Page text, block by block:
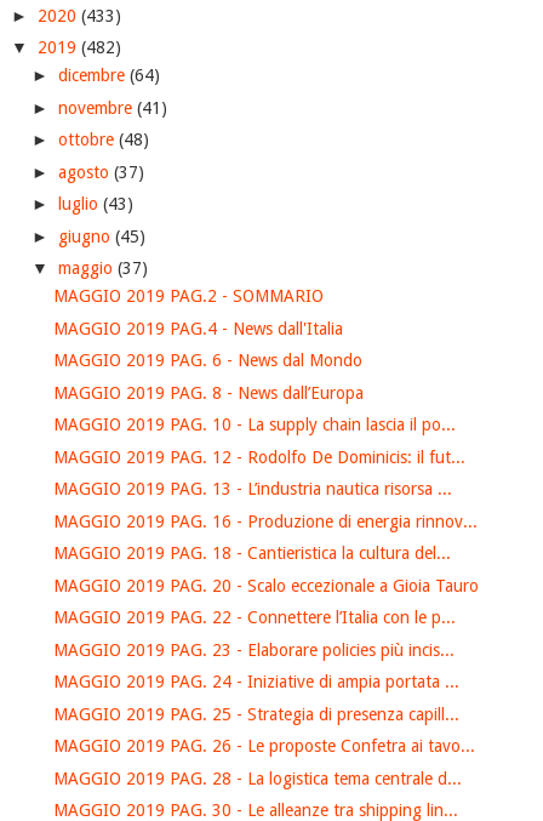
► 2020 (433)
▼ 2019 (482)
► dicembre (64)
► novembre (41)
► ottobre (48)
► agosto (37)
►
luglio (43)
► giugno (45)
▼ maggio (37)
MAGGIO 2019 PAG.2 - SOMMARIO
MAGGIO 2019 PAG.4 - News dall'Italia
MAGGIO 2019 PAG. 6 - News dal Mondo
MAGGIO 2019 PAG. 8 - News dall’Europa
MAGGIO 2019 PAG. 10 - La supply chain lascia il po...
MAGGIO 2019 PAG. 12 - Rodolfo De Dominicis: il fut...
MAGGIO 2019 PAG. 13 - L’industria nautica risorsa ...
MAGGIO 2019 PAG. 16 - Produzione di energia rinnov...
MAGGIO 2019 PAG. 18 - Cantieristica la cultura del...
MAGGIO 2019 PAG. 20 - Scalo eccezionale a Gioia Tauro
MAGGIO 2019 PAG. 22 - Connettere l’Italia con le p...
MAGGIO 2019 PAG. 23 - Elaborare policies più incis...
MAGGIO 2019 PAG. 24 - Iniziative di ampia portata ...
MAGGIO 2019 PAG. 25 - Strategia di presenza capill...
MAGGIO 2019 PAG. 26 - Le proposte Confetra ai tavo...
MAGGIO 2019 PAG. 28 - La logistica tema centrale d...
MAGGIO 2019 PAG. 30 - Le alleanze tra shipping lin...